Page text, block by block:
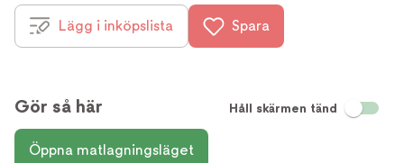
Lägg i inköpslista Spara
Gör så här Håll skärmen tänd
Öppna matlagningsläget